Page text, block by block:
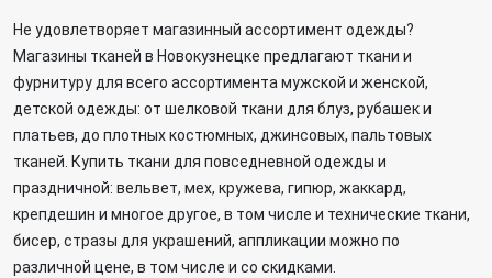
Не удовлетворяет магазинный ассортимент одежды?
Магазины тканей в Новокузнецке предлагают ткани и
фурнитуру для всего ассортимента мужской и женской,
детской одежды: от шелковой ткани для блуз, рубашек и
платьев, до плотных костюмных, джинсовых, пальтовых
тканей. Купить ткани для повседневной одежды и
праздничной: вельвет, мех, кружева, гипюр, жаккард,
крепдешин и многое другое, в том числе и технические ткани,
бисер, стразы для украшений, аппликации можно по
различной цене, в том числе и со скидками.